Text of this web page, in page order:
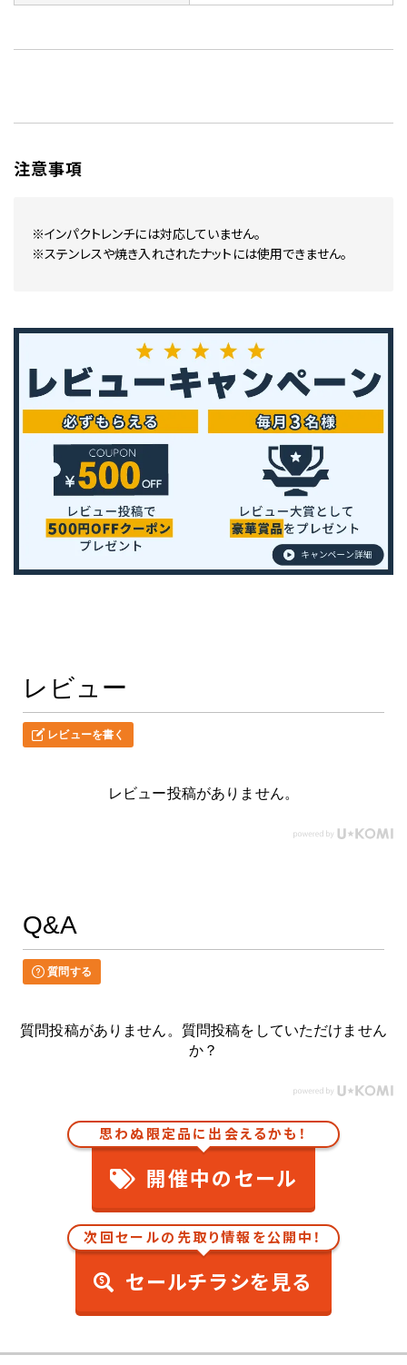
注意事項
※インパクトレンチには対応していません。
※ステンレスや焼き入れされたナットには使用できません。
レビュー
レビューを書く
レビュー投稿がありません。
Q&A
質問する
質問投稿がありません。質問投稿をしていただけません
か？
思わぬ限定品に出会えるかも！
開催中のセール
次回セールの先取り情報を公開中！
セールチラシを見る